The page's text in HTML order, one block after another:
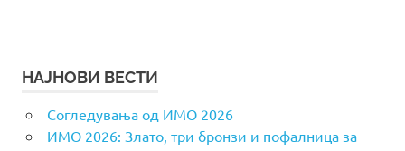
НАЈНОВИ ВЕСТИ
Согледувања од ИМО 2026
ИМО 2026: Злато, три бронзи и пофалница за